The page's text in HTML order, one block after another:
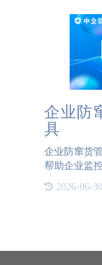
企业防
具
企业防窜货
帮助企业监
如云计算、
2026-06-